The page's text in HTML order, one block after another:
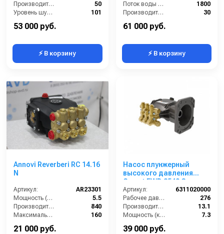
Производительность (л/мин):
50
Уровень шума (дБ):
101
Мощность (л.с.):
53 000 руб.
⚡ В корзину
Поток воды (л/час):
1800
Производительность (л/мин):
30
Температура (°C):
61 000 руб.
⚡ В корзину
Annovi Reverberi RC 14.16
N
Артикул:
AR23301
Мощность (л/с):
5.5
Производительность (л/ч):
840
Максимальное давление воды (бар):
160
21 000 руб.
Насос плунжерный
высокого давления
Comet EWD 3540 G
(13,1/276) 3400 об/мин.Ø
1”п.в.
Артикул:
6311020000
Рабочее давление (бар):
276
Производительность (л/мин):
13.1
Мощность (кВт):
7.3
39 000 руб.